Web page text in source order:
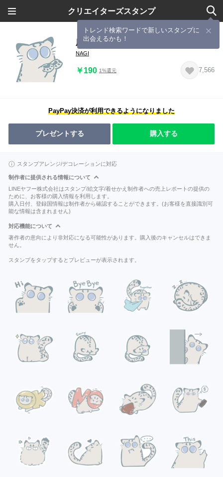
クリエイターズスタンプ
トレンド検索ワードで新しいスタンプに
出会えるかも！
凪：ユキヒョウ
NAGI
￥190 1%還元 7,566
PayPay決済が利用できるようになりました
プレゼントする 購入する
スタンプアレンジ/デコレーションに対応
制作者に提供される情報について
LINEヤフー株式会社はスタンプ/絵文字/着せかえ制作者への売上レポートの提供の
ために、お客様の購入情報を利用します。
購入日付、登録国情報は制作者から確認することができます。(お客様を直接識別可
能な情報は含まれません)
対応機能について
著作者の意向により非対応になる可能性があります。購入後のキャンセルはできま
せん。
スタンプをタップするとプレビューが表示されます。